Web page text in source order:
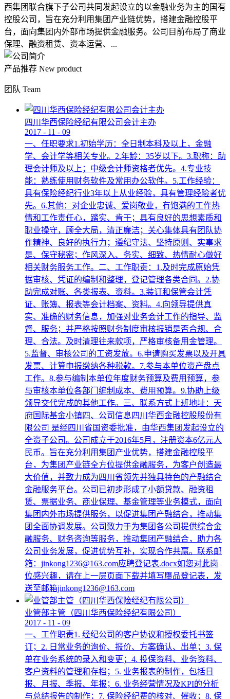
西集团联合旗下子公司共同发起设立的以金融业务为主的国有
控股公司，旨在充分利用集团产业链优势，搭建金融控股平
台，面向集团内外部市场提供金融服务。公司目前布局了商业
保理、融资租赁、资本运营、...
产品推荐 New product
团队 Team
四川华西保险经纪有限公司会计主办
2017 - 11 - 09
一、任职要求1.初始学历：全日制本科及以上，金融
学、会计学等相关专业。2.年龄：35岁以下。3.职称：助
理会计师及以上；中级会计师资格者优先。4.专业技
能：熟练使用财务软件及常用办公软件。5.工作经验：
具有保险经纪行业3年以上从业经验，具有管理经验者优
先。6.其他：对企业忠诚、爱岗敬业，有饱满的工作热
情和工作责任心，踏实、肯干；具有良好的思想素质和
职业操守，顾全大局，清正廉洁；关心集体具有团队协
作精神、良好的执行力；遵纪守法、坚持原则、实事求
是、保守秘密；作风深入、务实、细致、热情耐心做好
相关财务服务工作。二、工作职责：1.及时完成原始凭
据审核、凭证的编制和整理，登记管理各类合同。2.协
助完成对账、各类报表、资料。3.装订和保管会计凭
证、账簿、报表等会计档案、资料。4.向领导提供真
实、准确的财务信息，加强对业务会计工作的指导、监
督、服务；并严格按照财务制度审核报销是否合规、合
理、合法。及时清理往来款项，严格审核备用金管理。
5.监督、审核公司的工资发放。6.申请购买发票以及开具
发票、计算申报缴纳各种税款。7.参与本单位资产盘点
工作。8.参与编制本单位年度财务预算及费用预算，参
与审核本单位各部门编制成本、费用预算。9.协助上级
领导交代完成的其他工作。三、联系方式上班地址：天
府国际基金小镇四、公司信息四川华西金融控股股份有
限公司 是经四川省国资委批准，由华西集团发起设立的
全资子公司。公司成立于2016年5月，注册资本6亿元人
民币。旨在充分利用集团产业优势，搭建金融控股平
台，为集团产业链全方位提供金融服务，为客户创造最
大价值，并致力成为四川省领先并独具特色的产融结合
金融服务平台。公司已初步形成了小额贷款、融资租
赁、票据业务、商业保理、基金管理等业务模式，面向
集团内外市场提供服务，以促进集团产融结合，推动集
团全面协调发展。公司致力于为集团各公司提供综合金
融服务、财务咨询等服务，推动集团产融结合，助力各
公司业务发展，促进优势互补，实现合作共赢。联系邮
箱：jinkong1236@163.com应聘登记表.docx如您对此岗
位感兴趣，请在上一层页面下载并填写赝品登记表，发
送至邮箱jinkong1236@163.com
业管部主管（四川华西保险经纪有限公司）
2017 - 11 - 09
一、工作职责1. 经纪公司的客户协议和授权委托书签
订；2. 日常业务的询价、报价、方案确认、出单；3. 保
单在业务系统的录入和变更；4. 投保资料、业务资料、
客户资料的管理和存档；5. 业务报表的制作，包括日
报、月报、季报、年报；6. 业务经营情况及KPI的分析
与总结报告的制作；7. 保险经纪费的核对、催收；8. 保